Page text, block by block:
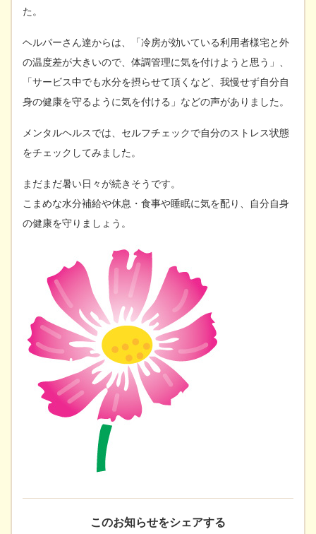
た。
ヘルパーさん達からは、「冷房が効いている利用者様宅と外
の温度差が大きいので、体調管理に気を付けようと思う」、
「サービス中でも水分を摂らせて頂くなど、我慢せず自分自
身の健康を守るように気を付ける」などの声がありました。
メンタルヘルスでは、セルフチェックで自分のストレス状態
をチェックしてみました。
まだまだ暑い日々が続きそうです。
こまめな水分補給や休息・食事や睡眠に気を配り、自分自身
の健康を守りましょう。
このお知らせをシェアする